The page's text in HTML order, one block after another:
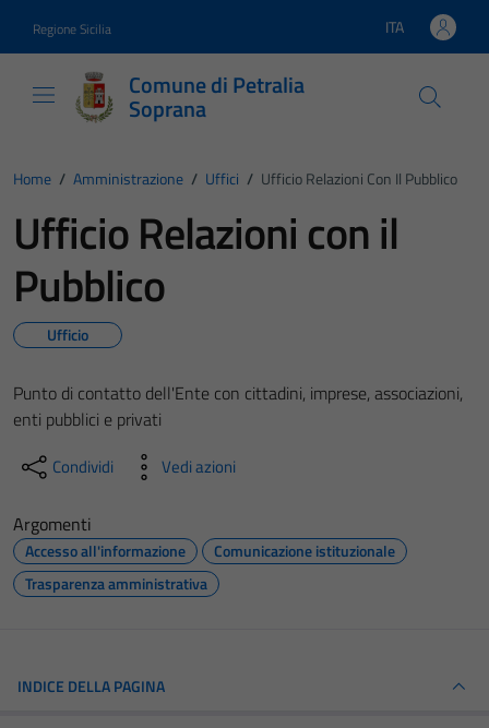
Regione Sicilia Lingua attiva:
ITA
Comune di Petralia
Soprana
Home / Amministrazione / Uffici / Ufficio Relazioni Con Il Pubblico
Ufficio Relazioni con il
Pubblico
Ufficio
Punto di contatto dell'Ente con cittadini, imprese, associazioni,
enti pubblici e privati
Condividi Vedi azioni
Argomenti
Accesso all'informazione
Comunicazione istituzionale
Trasparenza amministrativa
INDICE DELLA PAGINA